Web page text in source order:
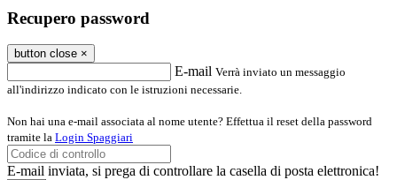
Recupero password
button close ×
E-mail Verrà inviato un messaggio
all'indirizzo indicato con le istruzioni necessarie.
Non hai una e-mail associata al nome utente? Effettua il reset della password
tramite la Login Spaggiari
E-mail inviata, si prega di controllare la casella di posta elettronica!